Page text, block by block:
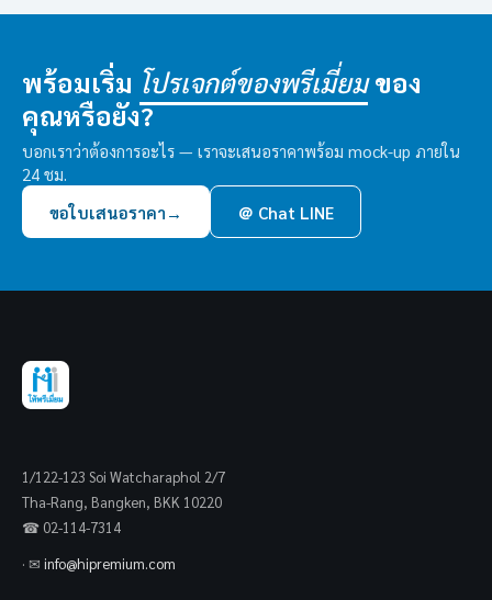
พร้อมเริ่ม โปรเจกต์ของพรีเมี่ยมของ
คุณหรือยัง?
บอกเราว่าต้องการอะไร — เราจะเสนอราคาพร้อม mock-up ภายใน
24 ชม.
ขอใบเสนอราคา → ＠ Chat LINE
1/122-123 Soi Watcharaphol 2/7
Tha-Rang, Bangken, BKK 10220
☎ 02-114-7314
· ✉ info@hipremium.com